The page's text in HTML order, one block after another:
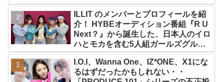
ILLIT のメンバーとプロフィールを紹
介！ HYBEオーディション番組『R U
Next？』から誕生した、日本人のイロ
ハとモカを含む5人組ガールズグルー
プ！ デビュー曲「Magnetic」がいき
なりの大ヒット
I.O.I、Wanna One、IZ*ONE、X1にな
るはずだったかもしれない・・